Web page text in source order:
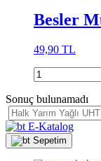
Besler
49,90 TL
Sonuç bulunamadı
E-Katalog
Sepetim